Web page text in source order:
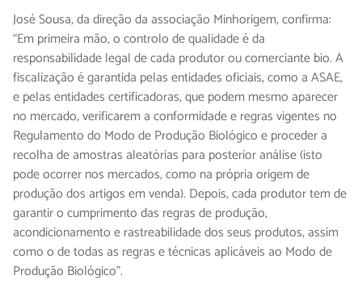
José Sousa, da direção da associação Minhorigem, confirma:
“Em primeira mão, o controlo de qualidade é da
responsabilidade legal de cada produtor ou comerciante bio. A
fiscalização é garantida pelas entidades oficiais, como a ASAE,
e pelas entidades certificadoras, que podem mesmo aparecer
no mercado, verificarem a conformidade e regras vigentes no
Regulamento do Modo de Produção Biológico e proceder a
recolha de amostras aleatórias para posterior análise (isto
pode ocorrer nos mercados, como na própria origem de
produção dos artigos em venda). Depois, cada produtor tem de
garantir o cumprimento das regras de produção,
acondicionamento e rastreabilidade dos seus produtos, assim
como o de todas as regras e técnicas aplicáveis ao Modo de
Produção Biológico”.